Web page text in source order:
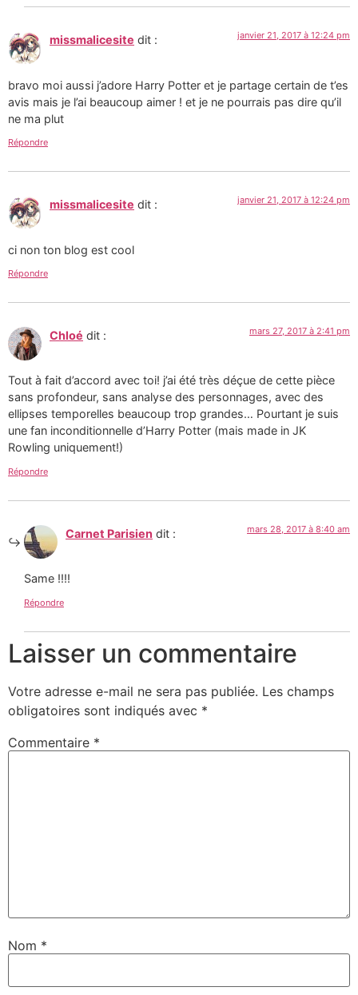
missmalicesite dit : janvier 21, 2017 à 12:24 pm
bravo moi aussi j’adore Harry Potter et je partage certain de t’es
avis mais je l’ai beaucoup aimer ! et je ne pourrais pas dire qu’il
ne ma plut
Répondre
missmalicesite dit : janvier 21, 2017 à 12:24 pm
ci non ton blog est cool
Répondre
Chloé dit : mars 27, 2017 à 2:41 pm
Tout à fait d’accord avec toi! j’ai été très déçue de cette pièce
sans profondeur, sans analyse des personnages, avec des
ellipses temporelles beaucoup trop grandes… Pourtant je suis
une fan inconditionnelle d’Harry Potter (mais made in JK
Rowling uniquement!)
Répondre
Carnet Parisien dit : mars 28, 2017 à 8:40 am
Same !!!!
Répondre
Laisser un commentaire
Votre adresse e-mail ne sera pas publiée. Les champs
obligatoires sont indiqués avec *
Commentaire *
Nom *